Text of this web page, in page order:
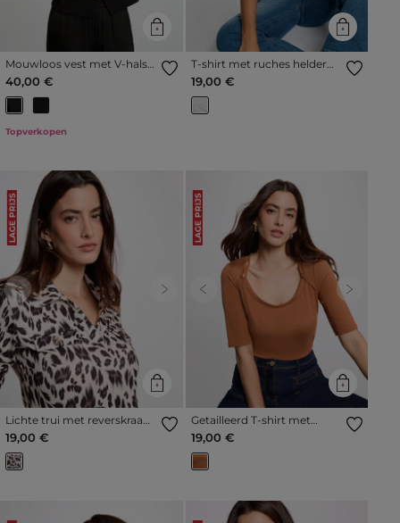
Mouwloos vest met V-hals
zwart vrouw
40,00 €
Topverkopen
T-shirt met ruches helder
wit vrouw
19,00 €
LAGE PRIJS
Previous Next
Lichte trui met reverskraag
meerkleurig vrouw
19,00 €
LAGE PRIJS
Previous Next
Getailleerd T-shirt met
boothals camel vrouw
19,00 €